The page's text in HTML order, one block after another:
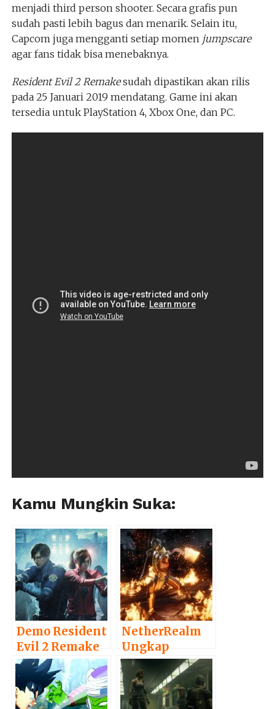
menjadi third person shooter. Secara grafis pun
sudah pasti lebih bagus dan menarik. Selain itu,
Capcom juga mengganti setiap momenjumpscare
agar fans tidak bisa menebaknya.
Resident Evil 2 Remakesudah dipastikan akan rilis
pada 25 Januari 2019 mendatang. Game ini akan
tersedia untuk PlayStation 4, Xbox One, dan PC.
Kamu Mungkin Suka:
Demo Resident
Evil 2 Remake
Telah
Dimainkan
Lebih dari 1
NetherRealm
Ungkap
Tanggal Rilis
dan Trailer
Mortal Kombat